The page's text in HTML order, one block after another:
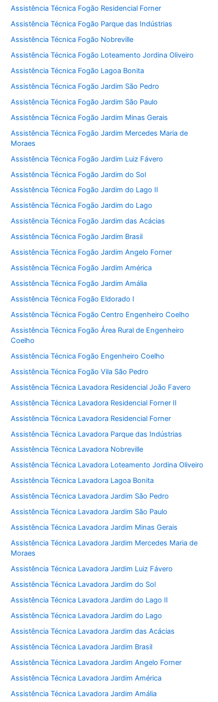
Assistência Técnica Fogão Residencial Forner
Assistência Técnica Fogão Parque das Indústrias
Assistência Técnica Fogão Nobreville
Assistência Técnica Fogão Loteamento Jordina Oliveiro
Assistência Técnica Fogão Lagoa Bonita
Assistência Técnica Fogão Jardim São Pedro
Assistência Técnica Fogão Jardim São Paulo
Assistência Técnica Fogão Jardim Minas Gerais
Assistência Técnica Fogão Jardim Mercedes Maria de
Moraes
Assistência Técnica Fogão Jardim Luiz Fávero
Assistência Técnica Fogão Jardim do Sol
Assistência Técnica Fogão Jardim do Lago II
Assistência Técnica Fogão Jardim do Lago
Assistência Técnica Fogão Jardim das Acácias
Assistência Técnica Fogão Jardim Brasil
Assistência Técnica Fogão Jardim Angelo Forner
Assistência Técnica Fogão Jardim América
Assistência Técnica Fogão Jardim Amália
Assistência Técnica Fogão Eldorado I
Assistência Técnica Fogão Centro Engenheiro Coelho
Assistência Técnica Fogão Área Rural de Engenheiro
Coelho
Assistência Técnica Fogão Engenheiro Coelho
Assistência Técnica Fogão Vila São Pedro
Assistência Técnica Lavadora Residencial João Favero
Assistência Técnica Lavadora Residencial Forner II
Assistência Técnica Lavadora Residencial Forner
Assistência Técnica Lavadora Parque das Indústrias
Assistência Técnica Lavadora Nobreville
Assistência Técnica Lavadora Loteamento Jordina Oliveiro
Assistência Técnica Lavadora Lagoa Bonita
Assistência Técnica Lavadora Jardim São Pedro
Assistência Técnica Lavadora Jardim São Paulo
Assistência Técnica Lavadora Jardim Minas Gerais
Assistência Técnica Lavadora Jardim Mercedes Maria de
Moraes
Assistência Técnica Lavadora Jardim Luiz Fávero
Assistência Técnica Lavadora Jardim do Sol
Assistência Técnica Lavadora Jardim do Lago II
Assistência Técnica Lavadora Jardim do Lago
Assistência Técnica Lavadora Jardim das Acácias
Assistência Técnica Lavadora Jardim Brasil
Assistência Técnica Lavadora Jardim Angelo Forner
Assistência Técnica Lavadora Jardim América
Assistência Técnica Lavadora Jardim Amália